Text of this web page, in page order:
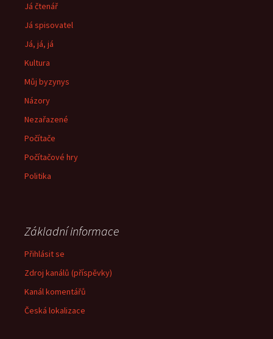
Já čtenář
Já spisovatel
Já, já, já
Kultura
Můj byzynys
Názory
Nezařazené
Počítače
Počítačové hry
Politika
Základní informace
Přihlásit se
Zdroj kanálů (příspěvky)
Kanál komentářů
Česká lokalizace